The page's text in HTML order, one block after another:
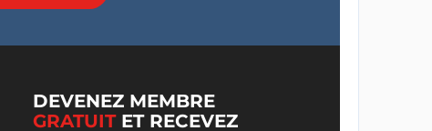
DEVENEZ MEMBRE
GRATUITET RECEVEZ